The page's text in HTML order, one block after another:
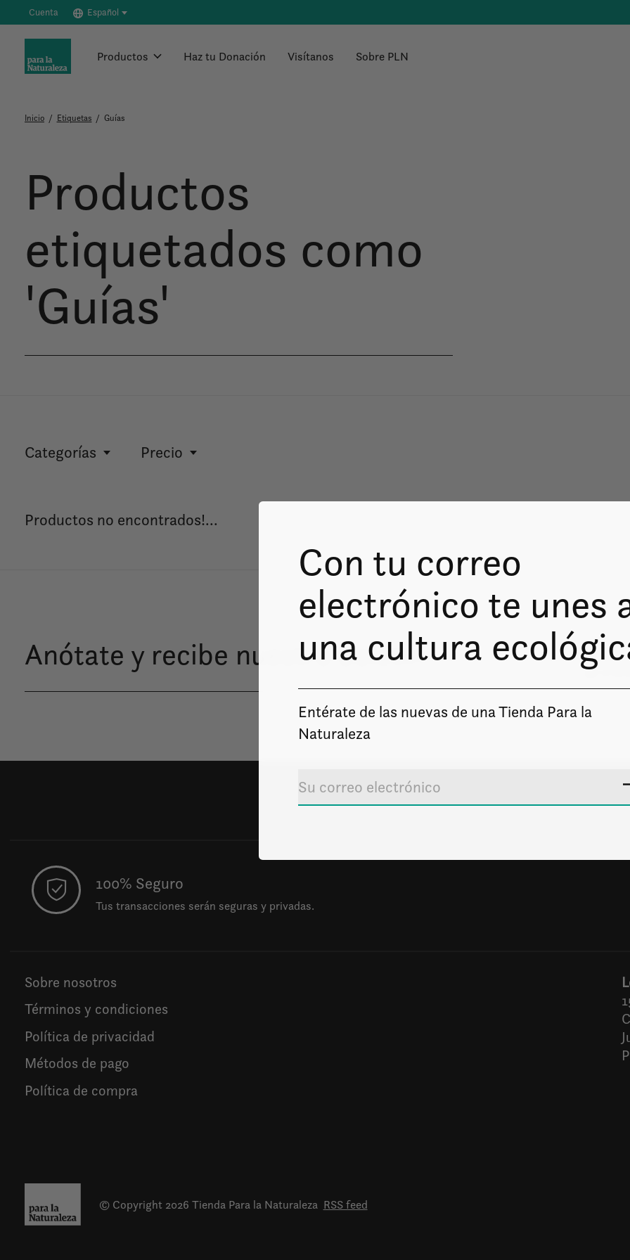
Cuenta Español
Productos Haz tu Donación Visítanos Sobre PLN
Inicio / Etiquetas / Guías
Productos
etiquetados como
'Guías'
Categorías Precio
Productos no encontrados!...
Anótate y recibe nuestro boletín
Solo
100% Seguro
Tus transacciones serán seguras y privadas.
Sobre nosotros
Términos y condiciones
Política de privacidad
Métodos de pago
Política de compra
© Copyright 2026 Tienda Para la Naturaleza RSS feed
Con tu correo
electrónico te unes
una cultura
Entérate de las nuevas de una Tienda Para la
Naturaleza